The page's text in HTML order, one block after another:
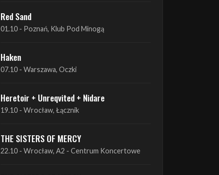
Haken
07.10 - Warszawa, Oczki
Heretoir + Unreqvited + Nidare
19.10 - Wrocław, Łącznik
THE SISTERS OF MERCY
22.10 - Wrocław, A2 - Centrum Koncertowe
THE SISTERS OF MERCY
23.10 - Warszawa, Progresja